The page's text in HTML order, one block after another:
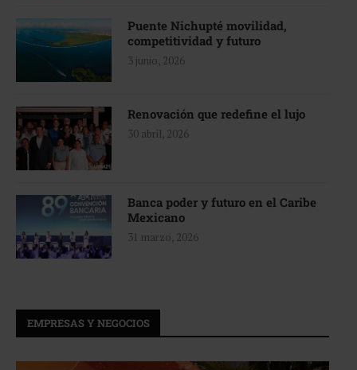
Puente Nichupté movilidad,
competitividad y futuro
3 junio, 2026
Renovación que redefine el lujo
30 abril, 2026
Banca poder y futuro en el Caribe
Mexicano
31 marzo, 2026
EMPRESAS Y NEGOCIOS